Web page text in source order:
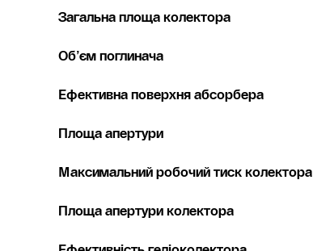
Загальна площа колектора
Об’єм поглинача
Ефективна поверхня абсорбера
Площа апертури
Максимальний робочий тиск колектора
Площа апертури колектора